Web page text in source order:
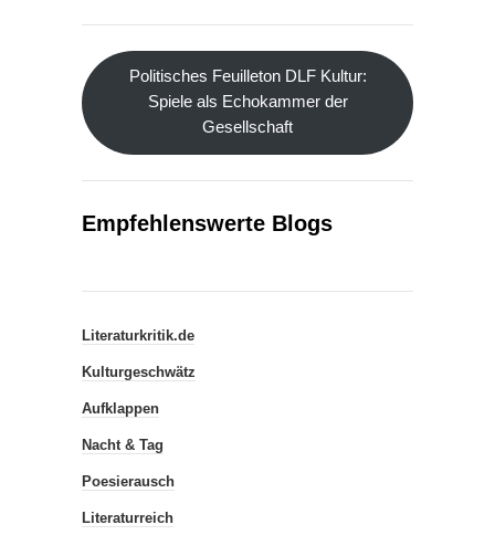
Politisches Feuilleton DLF Kultur:
Spiele als Echokammer der
Gesellschaft
Empfehlenswerte Blogs
Literaturkritik.de
Kulturgeschwätz
Aufklappen
Nacht & Tag
Poesierausch
Literaturreich